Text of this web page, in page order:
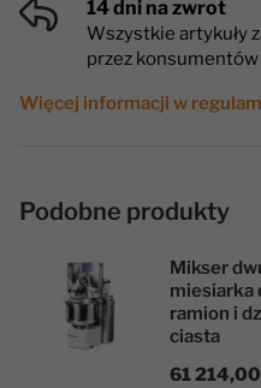
14 dni na zwrot
Wszystkie artykuły
przez
Więcej informacji w
Podobne produkty
Mikser
miesiarka
ramion i
ciasta
61 214,00